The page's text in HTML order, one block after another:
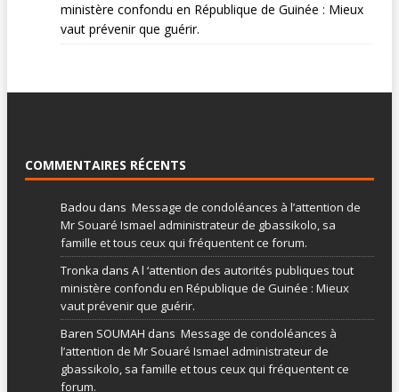
ministère confondu en République de Guinée : Mieux
vaut prévenir que guérir.
COMMENTAIRES RÉCENTS
Badou dans Message de condoléances à l’attention de
Mr Souaré Ismael administrateur de gbassikolo, sa
famille et tous ceux qui fréquentent ce forum.
Tronka dans A l ‘attention des autorités publiques tout
ministère confondu en République de Guinée : Mieux
vaut prévenir que guérir.
Baren SOUMAH dans Message de condoléances à
l’attention de Mr Souaré Ismael administrateur de
gbassikolo, sa famille et tous ceux qui fréquentent ce
forum.